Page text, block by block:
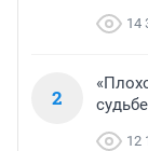
14
2
12